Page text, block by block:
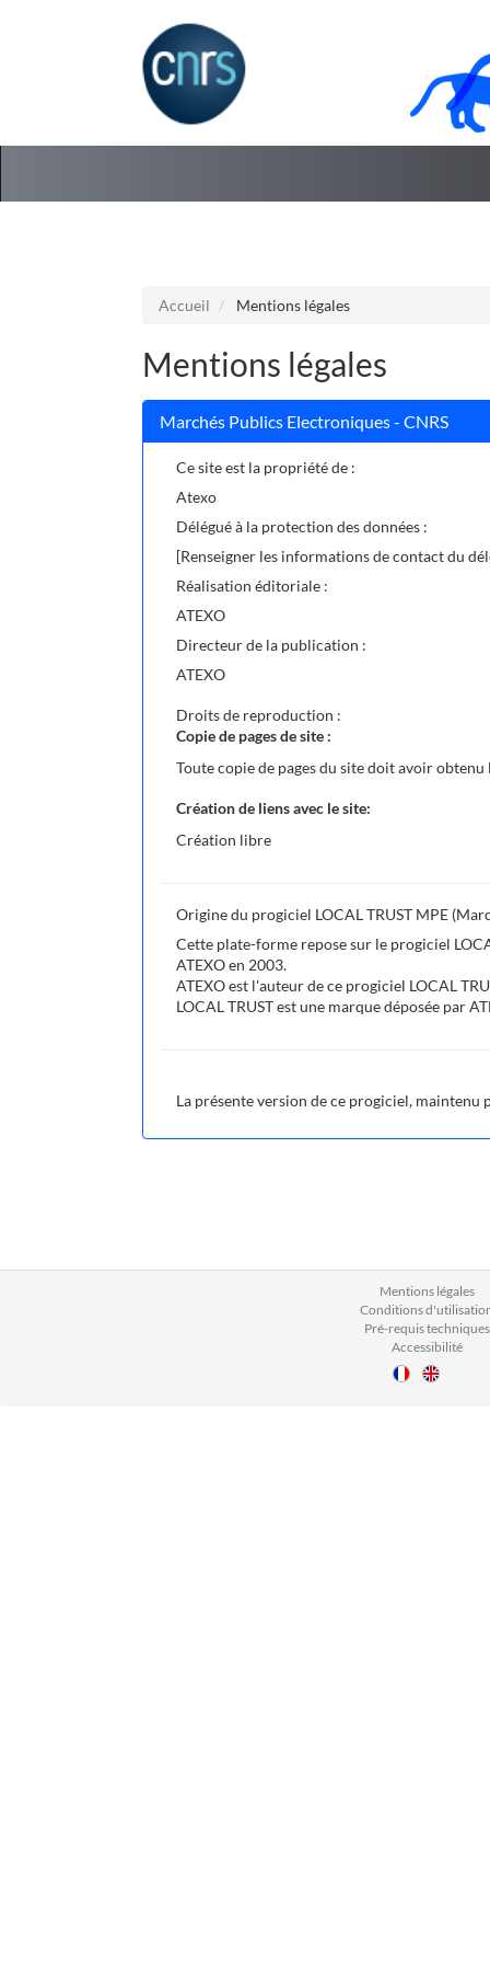
Accueil Mentions légales
Mentions légales
Marchés Publics Electroniques - CNRS
Ce site est la propriété de :
Atexo
Délégué à la protection des données :
[Renseigner les informations de contact du
Réalisation éditoriale :
ATEXO
Directeur de la publication :
ATEXO
Droits de reproduction :
Copie de pages de site :
Toute copie de pages du site doit avoir
Création de liens avec le site:
Création libre
Origine du progiciel LOCAL TRUST MPE
Cette plate-forme repose sur le progiciel
ATEXO en 2003.
ATEXO est l'auteur de ce progiciel LOCAL
LOCAL TRUST est une marque déposée par
La présente version de ce progiciel, maintenu
Mentions légales
Conditions
Pré-requis techniques
Accessibilité